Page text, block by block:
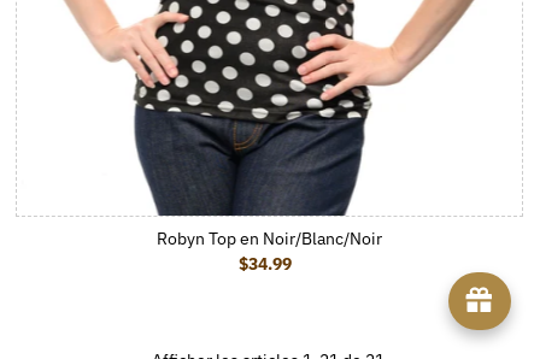
Robyn Top en Noir/Blanc/Noir
Prix ordinaire
$34.99